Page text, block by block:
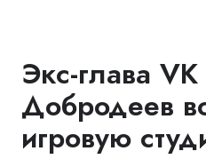
Экс-глава
Добродеев
игровую